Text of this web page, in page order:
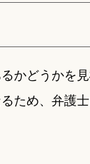
かどうかを
ため、弁護